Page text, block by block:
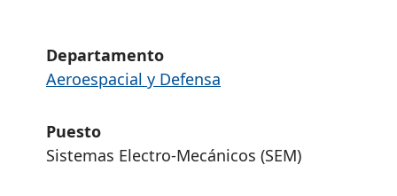
Departamento
Aeroespacial y Defensa
Puesto
Sistemas Electro-Mecánicos (SEM)